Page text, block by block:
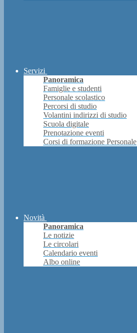
Servizi
Panoramica
Famiglie e studenti
Personale scolastico
Percorsi di studio
Volantini indirizzi di studio
Scuola digitale
Prenotazione eventi
Corsi di formazione Personale
Novità
Panoramica
Le notizie
Le circolari
Calendario eventi
Albo online